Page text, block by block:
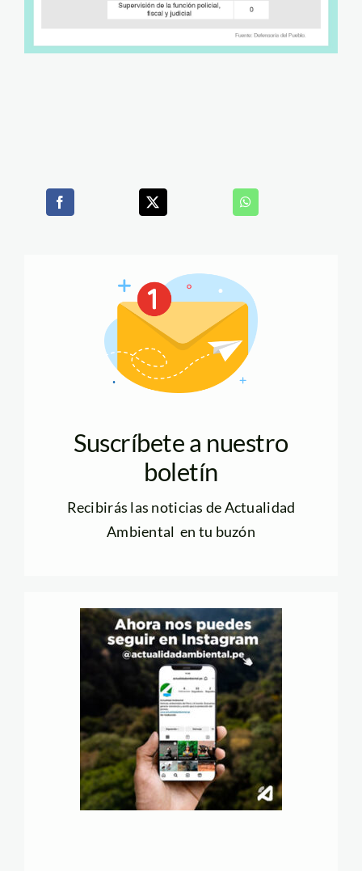
Suscríbete a nuestro
boletín
Recibirás las noticias de Actualidad
Ambiental en tu buzón